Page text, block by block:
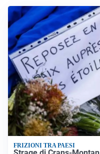
FRIZIONI TRA PAESI